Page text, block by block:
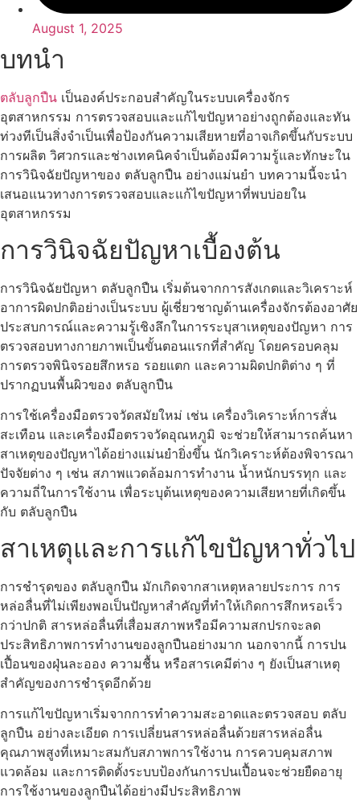
August 1, 2025
บทนำ
ตลับลูกปืน เป็นองค์ประกอบสำคัญในระบบเครื่องจักร
อุตสาหกรรม การตรวจสอบและแก้ไขปัญหาอย่างถูกต้องและทัน
ท่วงทีเป็นสิ่งจำเป็นเพื่อป้องกันความเสียหายที่อาจเกิดขึ้นกับระบบ
การผลิต วิศวกรและช่างเทคนิคจำเป็นต้องมีความรู้และทักษะใน
การวินิจฉัยปัญหาของ ตลับลูกปืน อย่างแม่นยำ บทความนี้จะนำ
เสนอแนวทางการตรวจสอบและแก้ไขปัญหาที่พบบ่อยใน
อุตสาหกรรม
การวินิจฉัยปัญหาเบื้องต้น
การวินิจฉัยปัญหา ตลับลูกปืน เริ่มต้นจากการสังเกตและวิเคราะห์
อาการผิดปกติอย่างเป็นระบบ ผู้เชี่ยวชาญด้านเครื่องจักรต้องอาศัย
ประสบการณ์และความรู้เชิงลึกในการระบุสาเหตุของปัญหา การ
ตรวจสอบทางกายภาพเป็นขั้นตอนแรกที่สำคัญ โดยครอบคลุม
การตรวจพินิจรอยสึกหรอ รอยแตก และความผิดปกติต่าง ๆ ที่
ปรากฏบนพื้นผิวของ ตลับลูกปืน
การใช้เครื่องมือตรวจวัดสมัยใหม่ เช่น เครื่องวิเคราะห์การสั่น
สะเทือน และเครื่องมือตรวจวัดอุณหภูมิ จะช่วยให้สามารถค้นหา
สาเหตุของปัญหาได้อย่างแม่นยำยิ่งขึ้น นักวิเคราะห์ต้องพิจารณา
ปัจจัยต่าง ๆ เช่น สภาพแวดล้อมการทำงาน น้ำหนักบรรทุก และ
ความถี่ในการใช้งาน เพื่อระบุต้นเหตุของความเสียหายที่เกิดขึ้น
กับ ตลับลูกปืน
สาเหตุและการแก้ไขปัญหาทั่วไป
การชำรุดของ ตลับลูกปืน มักเกิดจากสาเหตุหลายประการ การ
หล่อลื่นที่ไม่เพียงพอเป็นปัญหาสำคัญที่ทำให้เกิดการสึกหรอเร็ว
กว่าปกติ สารหล่อลื่นที่เสื่อมสภาพหรือมีความสกปรกจะลด
ประสิทธิภาพการทำงานของลูกปืนอย่างมาก นอกจากนี้ การปน
เปื้อนของฝุ่นละออง ความชื้น หรือสารเคมีต่าง ๆ ยังเป็นสาเหตุ
สำคัญของการชำรุดอีกด้วย
การแก้ไขปัญหาเริ่มจากการทำความสะอาดและตรวจสอบ ตลับ
ลูกปืน อย่างละเอียด การเปลี่ยนสารหล่อลื่นด้วยสารหล่อลื่น
คุณภาพสูงที่เหมาะสมกับสภาพการใช้งาน การควบคุมสภาพ
แวดล้อม และการติดตั้งระบบป้องกันการปนเปื้อนจะช่วยยืดอายุ
การใช้งานของลูกปืนได้อย่างมีประสิทธิภาพ